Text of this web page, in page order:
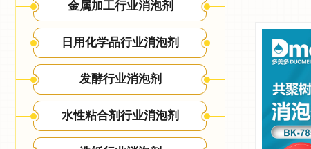
金属加工行业消泡剂
日用化学品行业消泡剂
发酵行业消泡剂
水性粘合剂行业消泡剂